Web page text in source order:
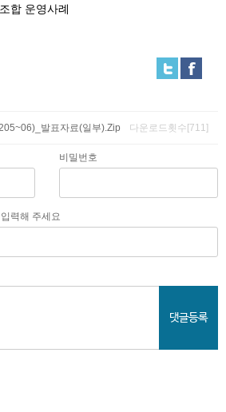
합 운영사례
발표자료(일부).Zip 다운로드횟수[711]
비밀번호
력해 주세요
댓글등록